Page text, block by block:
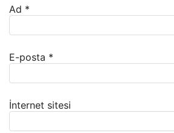
Ad *
E-posta *
İnternet sitesi